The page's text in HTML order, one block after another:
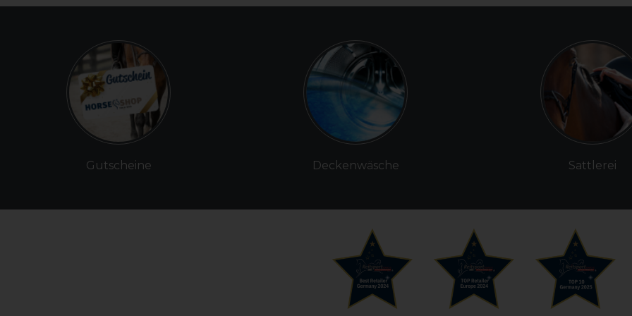
Gutscheine Deckenwäsche Sattlerei